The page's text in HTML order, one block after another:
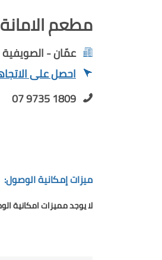
مطعم الامانة
عمّان - الصويفية
احصل على
07 9735 1809
ميزات إمكانية الوصول:
لا يوجد مميزات امكانية